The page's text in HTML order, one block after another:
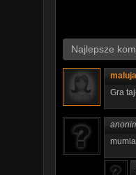
Najlepsze
Gra